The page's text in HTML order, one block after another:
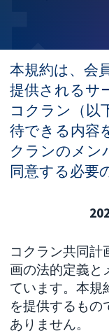
本規約は、会
提供されるサ
コクラン（以
待できる内容
クランのメン
同意する必要
コクラン共同計
画の法的定義と
ています。本規
を提供するもの
ありません。